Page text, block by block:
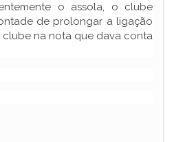
o assola, o clube
de prolongar a ligação
clube na nota que dava conta